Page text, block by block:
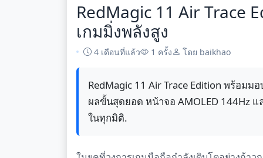
RedMagic 11 Air Trace
เกมมิ่งพลังสูง
4 เดือนที่แล้ว 1 ครั้ง โดย baikhao
RedMagic 11 Air Trace Edition พร้อม
ผลขั้นสุดยอด หน้าจอ AMOLED 144Hz
ในทุกมิติ.